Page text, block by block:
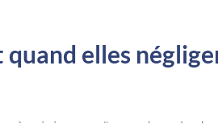
elles